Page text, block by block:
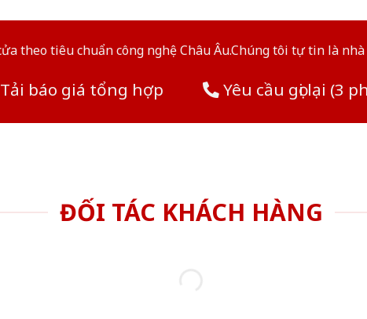
theo tiêu chuẩn công nghệ Châu Âu.Chúng tôi tự tin là
báo giá tổng hợp Yêu cầu gọi lại (3
ĐỐI TÁC KHÁCH HÀNG